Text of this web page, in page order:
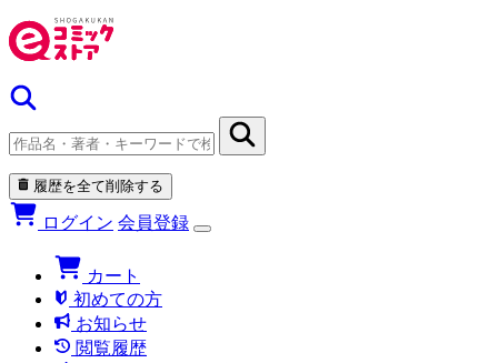
履歴を全て削除する
ログイン 会員登録
カート
初めての方
お知らせ
閲覧履歴